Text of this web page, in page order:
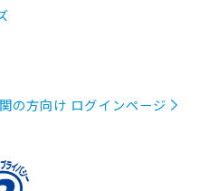
の方向け ログインページ